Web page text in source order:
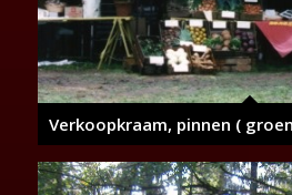
Verkoopkraam, pinnen (